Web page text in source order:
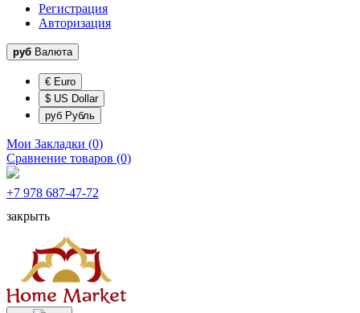
Регистрация
Авторизация
руб Валюта
€ Euro
$ US Dollar
руб Рубль
Мои Закладки (0)
Сравнение товаров (0)
+7 978 687-47-72
закрыть